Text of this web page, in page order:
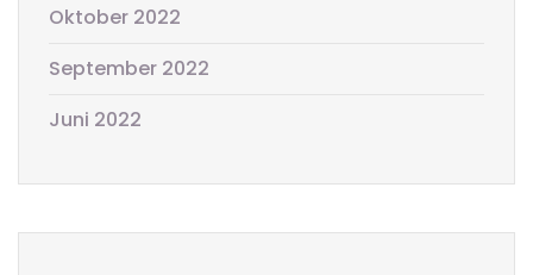
Oktober 2022
September 2022
Juni 2022